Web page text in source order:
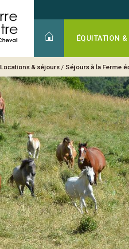
ÉQUITATION
Locations & séjours / Séjours à la Ferme